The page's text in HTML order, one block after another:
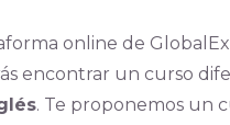
online de
encontrar un curso
. Te proponemos un